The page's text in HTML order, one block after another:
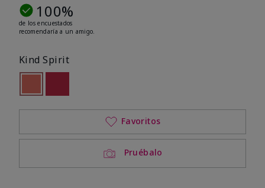
100%
de los encuestados
recomendaría a un amigo.
Kind Spirit
seleccionado
Out of stock
Pruébalo
Favoritos